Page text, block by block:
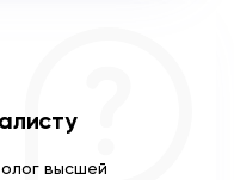
высшей